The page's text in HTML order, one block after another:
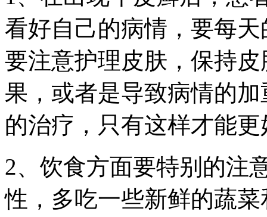
看好自己的病情，要每
要注意护理皮肤，保持
果，或者是导致病情的
的治疗，只有这样才能
2、饮食方面要特别的注
性，多吃一些新鲜的蔬